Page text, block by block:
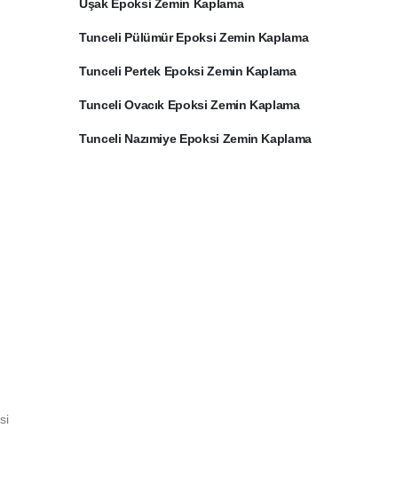
Uşak Epoksi Zemin Kaplama
Tunceli Pülümür Epoksi Zemin Kaplama
Tunceli Pertek Epoksi Zemin Kaplama
Tunceli Ovacık Epoksi Zemin Kaplama
Tunceli Nazımiye Epoksi Zemin Kaplama